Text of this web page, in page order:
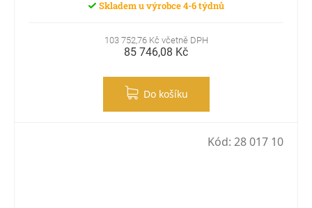
Skladem u výrobce 4-6 týdnů
103 752,76 Kč včetně DPH
85 746,08 Kč
Do košíku
Kód: 28 017 10